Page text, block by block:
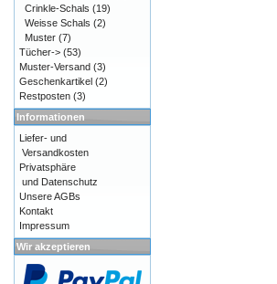
Crinkle-Schals (19)
Weisse Schals (2)
Muster (7)
Tücher-> (53)
Muster-Versand (3)
Geschenkartikel (2)
Restposten (3)
Informationen
Liefer- und
Versandkosten
Privatsphäre
und Datenschutz
Unsere AGBs
Kontakt
Impressum
Wir akzeptieren